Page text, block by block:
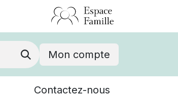
Mon compte
Événements
Contactez-nous